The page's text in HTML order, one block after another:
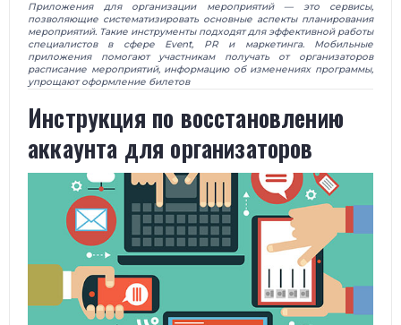
Приложения для организации мероприятий — это сервисы,
позволяющие систематизировать основные аспекты планирования
мероприятий. Такие инструменты подходят для эффективной работы
специалистов в сфере Event, PR и маркетинга. Мобильные
приложения помогают участникам получать от организаторов
расписание мероприятий, информацию об изменениях программы,
упрощают оформление билетов
Инструкция по восстановлению
аккаунта для организаторов